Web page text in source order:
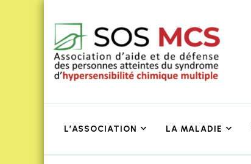
L’ASSOCIATION LA MALADIE